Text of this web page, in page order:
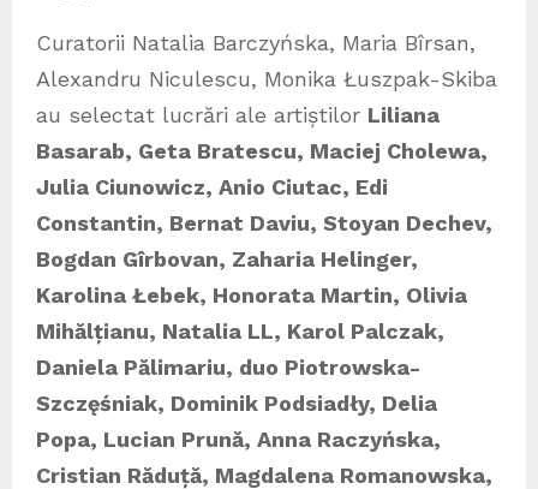
Curatorii Natalia Barczyńska, Maria Bîrsan,
Alexandru Niculescu, Monika Łuszpak-Skiba
au selectat lucrări ale artiștilor Liliana
Basarab, Geta Bratescu, Maciej Cholewa,
Julia Ciunowicz, Anio Ciutac, Edi
Constantin, Bernat Daviu, Stoyan Dechev,
Bogdan Gîrbovan, Zaharia Helinger,
Karolina Łebek, Honorata Martin, Olivia
Mihălțianu, Natalia LL, Karol Palczak,
Daniela Pălimariu, duo Piotrowska-
Szczęśniak, Dominik Podsiadły, Delia
Popa, Lucian Prună, Anna Raczyńska,
Cristian Răduță, Magdalena Romanowska,